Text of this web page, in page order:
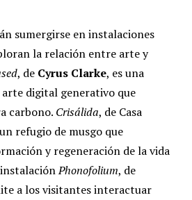
sumergirse en instalaciones
la relación entre arte y
, de Cyrus Clarke, es una
digital generativo que
carbono. Crisálida, de Casa
refugio de musgo que
y regeneración de la vida
instalaciónPhonofolium, de
a los visitantes interactuar